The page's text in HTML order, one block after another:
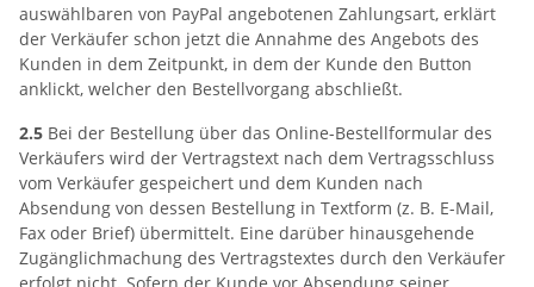
auswählbaren von PayPal angebotenen Zahlungsart, erklärt
der Verkäufer schon jetzt die Annahme des Angebots des
Kunden in dem Zeitpunkt, in dem der Kunde den Button
anklickt, welcher den Bestellvorgang abschließt.
2.5 Bei der Bestellung über das Online-Bestellformular des
Verkäufers wird der Vertragstext nach dem Vertragsschluss
vom Verkäufer gespeichert und dem Kunden nach
Absendung von dessen Bestellung in Textform (z. B. E-Mail,
Fax oder Brief) übermittelt. Eine darüber hinausgehende
Zugänglichmachung des Vertragstextes durch den Verkäufer